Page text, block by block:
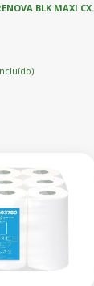
BLK MAXI CX.